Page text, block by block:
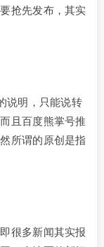
抢先发布，其实
说明，只能说转
且百度熊掌号推
所谓的原创是指
很多新闻其实报